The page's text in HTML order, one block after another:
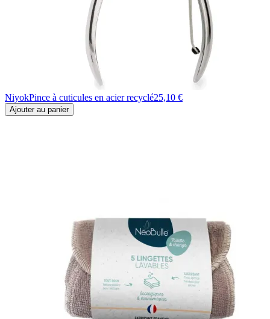
NiyokPince à cuticules en acier recyclé25,10 €
Ajouter au panier